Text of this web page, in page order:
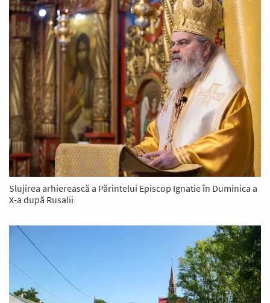
Slujirea arhierească a Părintelui Episcop Ignatie în Duminica a
X-a după Rusalii